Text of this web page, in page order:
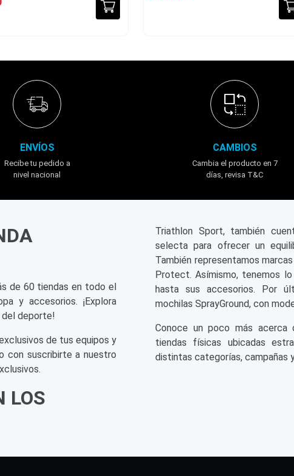
ENVÍOS
Recibe tu pedido a
nivel nacional
CAMBIOS
Cambia el producto en 7
días, revisa T&C
de 60 tiendas en todo el
y accesorios. ¡Explora
del deporte!
de tus equipos y
con suscribirte a nuestro
LOS
Triathlon Sport, también
selecta para ofrecer un
También representamos
Protect. Asímismo, tenemos
hasta sus accesorios. Por
mochilas SprayGround, con
Conoce un poco más acerca
tiendas físicas ubicadas
distintas categorías, campañas